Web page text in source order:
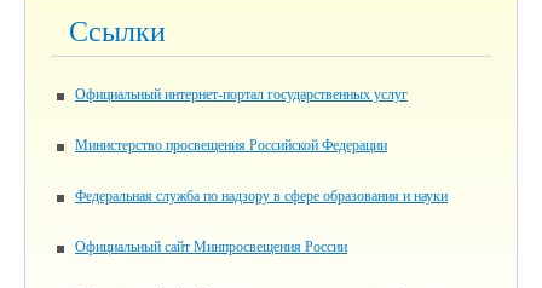
Ссылки
Официальный интернет-портал государственных услуг
Министерство просвещения Российской Федерации
Федеральная служба по надзору в сфере образования и науки
Официальный сайт Минпросвещения России